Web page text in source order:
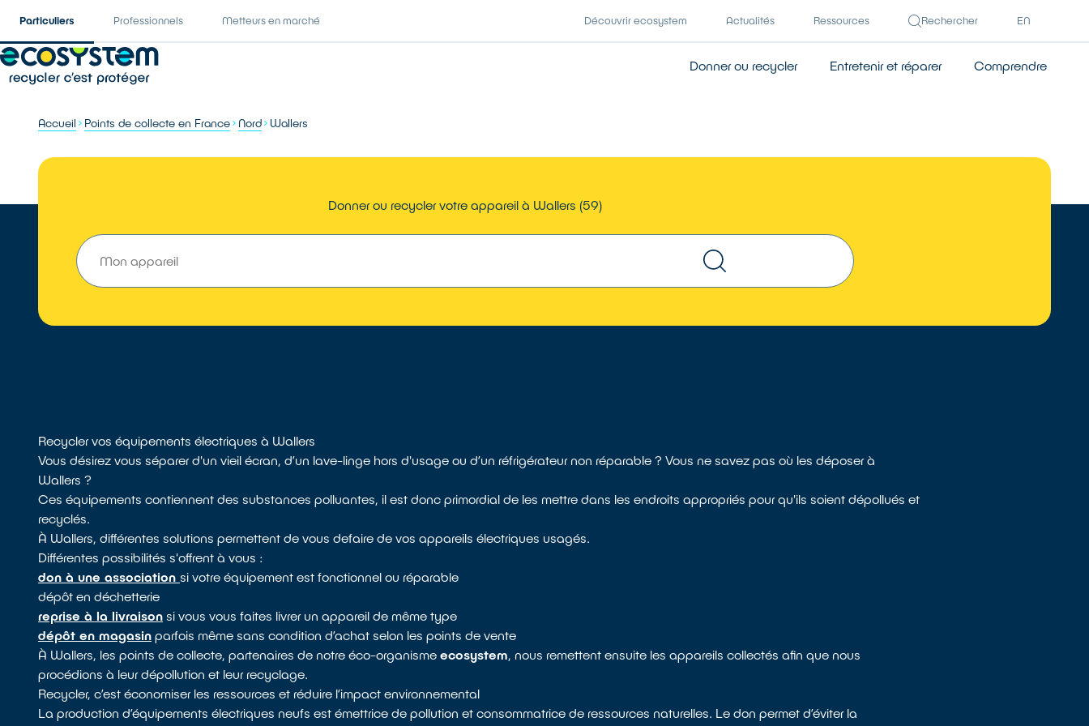
Particuliers Professionnels Metteurs en marché Découvrir ecosystem Actualités Ressources Rechercher EN
Donner ou recycler Entretenir et réparer Comprendre
Accueil Points de collecte en France Nord Wallers
Donner ou recycler votre appareil à Wallers (59)
Recycler vos équipements électriques à Wallers
Vous désirez vous séparer d'un vieil écran, d’un lave-linge hors d'usage ou d’un réfrigérateur non réparable ? Vous ne savez pas où les déposer à
Wallers ?
Ces équipements contiennent des substances polluantes, il est donc primordial de les mettre dans les endroits appropriés pour qu'ils soient dépollués et
recyclés.
À Wallers, différentes solutions permettent de vous defaire de vos appareils électriques usagés.
Différentes possibilités s'offrent à vous :
don à une association si votre équipement est fonctionnel ou réparable
dépôt en déchetterie
reprise à la livraison si vous vous faites livrer un appareil de même type
dépôt en magasin parfois même sans condition d’achat selon les points de vente
À Wallers, les points de collecte, partenaires de notre éco-organismeecosystem, nous remettent ensuite les appareils collectés afin que nous
procédions à leur dépollution et leur recyclage.
Recycler, c’est économiser les ressources et réduire l’impact environnemental
La production d’équipements électriques neufs est émettrice de pollution et consommatrice de ressources naturelles. Le don permet d’éviter la